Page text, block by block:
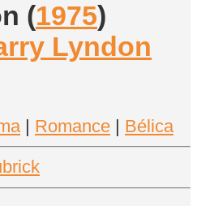
(1975)
| Romance | Bélica